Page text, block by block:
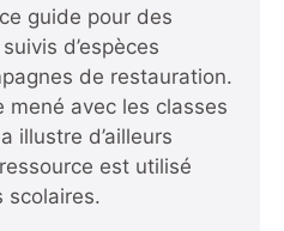
guide pour des
d’espèces
de restauration.
mené avec les classes
illustre d’ailleurs
est utilisé
scolaires.